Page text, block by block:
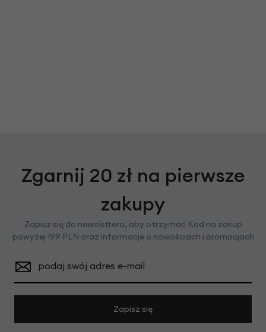
Zgarnij 20 zł na pierwsze
zakupy
Zapisz się do newslettera, aby otrzymać Kod na zakup
powyżej 199 PLN oraz informacje o nowościach i promocjach
podaj swój adres e-mail
Zapisz się